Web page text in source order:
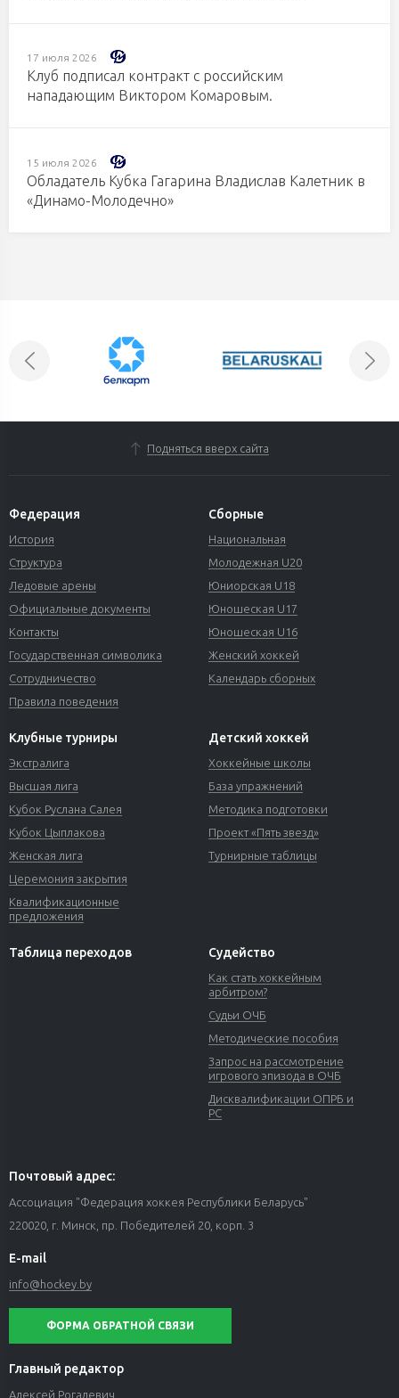
17 июля 2026
Клуб подписал контракт с российским
нападающим Виктором Комаровым.
15 июля 2026
Обладатель Кубка Гагарина Владислав Калетник в
«Динамо-Молодечно»
Подняться вверх сайта
Федерация
История
Структура
Ледовые арены
Официальные документы
Контакты
Государственная символика
Сотрудничество
Правила поведения
Сборные
Национальная
Молодежная U20
Юниорская U18
Юношеская U17
Юношеская U16
Женский хоккей
Календарь сборных
Клубные турниры
Экстралига
Высшая лига
Кубок Руслана Салея
Кубок Цыплакова
Женская лига
Церемония закрытия
Квалификационные
предложения
Детский хоккей
Хоккейные школы
База упражнений
Методика подготовки
Проект «Пять звезд»
Турнирные таблицы
Таблица переходов Судейство
Как стать хоккейным
арбитром?
Судьи ОЧБ
Методические пособия
Запрос на рассмотрение
игрового эпизода в ОЧБ
Дисквалификации ОПРБ и
РС
Почтовый адрес:
Ассоциация "Федерация хоккея Республики Беларусь"
220020, г. Минск, пр. Победителей 20, корп. 3
E-mail
info@hockey.by
ФОРМА ОБРАТНОЙ СВЯЗИ
Главный редактор
Алексей Рогалевич